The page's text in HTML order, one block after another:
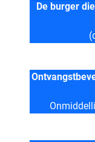
De burger